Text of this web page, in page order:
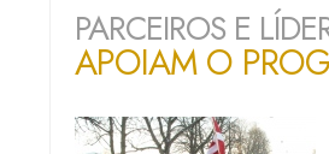
PARCEIROS E
APOIAM O